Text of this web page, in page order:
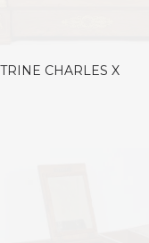
CHARLES X